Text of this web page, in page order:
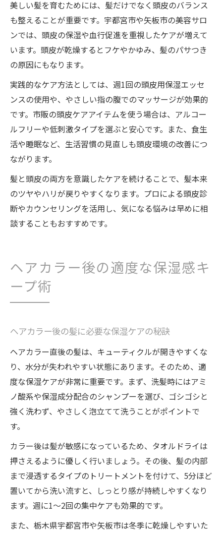
美しい髪を育むためには、髪だけでなく頭皮のバランス
も整えることが重要です。宇都宮市や矢板市の美容サロ
ンでは、頭皮の保湿や血行促進を重視したケアが増えて
います。頭皮が乾燥するとフケやかゆみ、髪のパサつき
の原因にもなります。
実践的なケア方法としては、週1回の頭皮用保湿エッセ
ンスの使用や、やさしい指の腹でのマッサージが効果的
です。市販の頭皮ケアアイテムを使う場合は、アルコー
ルフリーや低刺激タイプを選ぶと安心です。また、食生
活や睡眠など、生活習慣の見直しも頭皮環境の改善につ
ながります。
髪と頭皮の両方を意識したケアを続けることで、髪本来
のツヤやハリが戻りやすくなります。プロによる頭皮診
断やカウンセリングを活用し、気になる悩みは早めに相
談することもおすすめです。
ヘアカラー後の適度な保湿感キ
ープ術
ヘアカラー後の髪に必要な保湿ケアの秘訣
ヘアカラー直後の髪は、キューティクルが開きやすくな
り、水分が失われやすい状態にあります。そのため、適
度な保湿ケアが非常に重要です。まず、洗髪時にはアミ
ノ酸系や保湿成分配合のシャンプーを選び、ゴシゴシと
強く洗わず、やさしく泡立てて洗うことがポイントで
す。
カラー後は髪が敏感になっているため、タオルドライは
押さえるように優しく行いましょう。その後、髪の内部
まで浸透するタイプのトリートメントを付けて、5分ほど
置いてから洗い流すと、しっとり感が持続しやすくなり
ます。週に1～2回の集中ケアも効果的です。
また、栃木県宇都宮市や矢板市は冬季に乾燥しやすいた